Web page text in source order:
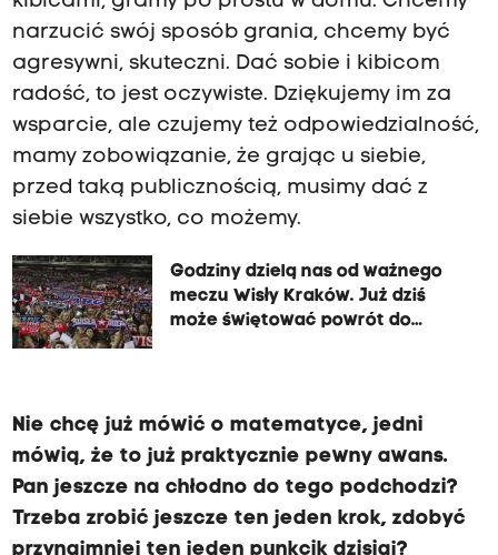
narzucić swój sposób grania, chcemy być
agresywni, skuteczni. Dać sobie i kibicom
radość, to jest oczywiste. Dziękujemy im za
wsparcie, ale czujemy też odpowiedzialność,
mamy zobowiązanie, że grając u siebie,
przed taką publicznością, musimy dać z
siebie wszystko, co możemy.
Godziny dzielą nas od ważnego
meczu Wisły Kraków. Już dziś
może świętować powrót do
Nie chcę już mówić o matematyce, jedni
mówią, że to już praktycznie pewny awans.
Pan jeszcze na chłodno do tego podchodzi?
Trzeba zrobić jeszcze ten jeden krok, zdobyć
przynajmniej ten jeden punkcik dzisiaj?